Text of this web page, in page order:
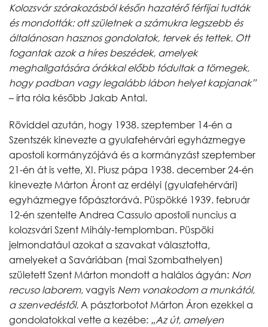
Kolozsvár szórakozásból későn hazatérő férfijai tudták
és mondották: ott születnek a számukra legszebb és
általánosan hasznos gondolatok, tervek és tettek. Ott
fogantak azok a híres beszédek, amelyek
meghallgatására órákkal előbb tódultak a tömegek,
hogy padban vagy legalább lábon helyet kapjanak”
– írta róla később Jakab Antal.
Röviddel azután, hogy 1938. szeptember 14-én a
Szentszék kinevezte a gyulafehérvári egyházmegye
apostoli kormányzójává és a kormányzást szeptember
21-én át is vette, XI. Piusz pápa 1938. december 24-én
kinevezte Márton Áront az erdélyi (gyulafehérvári)
egyházmegye főpásztorává. Püspökké 1939. február
12-én szentelte Andrea Cassulo apostoli nuncius a
kolozsvári Szent Mihály-templomban. Püspöki
jelmondatául azokat a szavakat választotta,
amelyeket a Saváriában (mai Szombathelyen)
született Szent Márton mondott a halálos ágyán: Non
recuso laborem,vagyis Nem vonakodom a munkától,
a szenvedéstől. A pásztorbotot Márton Áron ezekkel a
gondolatokkal vette a kezébe: „Az út, amelyen